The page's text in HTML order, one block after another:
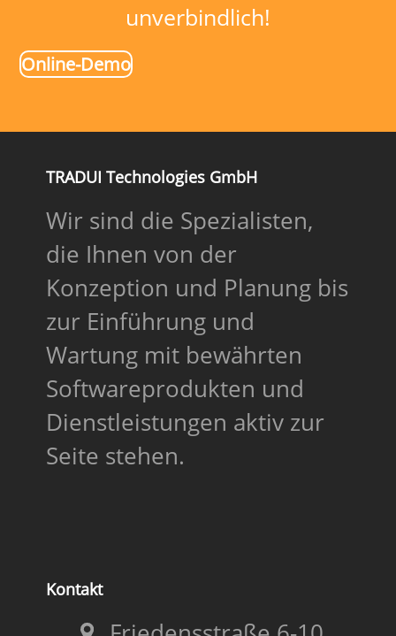
unverbindlich!
Online-Demo
TRADUI Technologies GmbH
Wir sind die Spezialisten,
die Ihnen von der
Konzeption und Planung bis
zur Einführung und
Wartung mit bewährten
Softwareprodukten und
Dienstleistungen aktiv zur
Seite stehen.
Kontakt